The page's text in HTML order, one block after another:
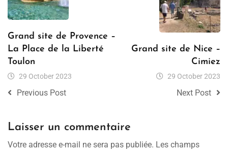
Grand site de Provence –
La Place de la Liberté
Toulon
29 October 2023
Previous Post
Grand site de Nice –
Cimiez
29 October 2023
Next Post
Laisser un commentaire
Votre adresse e-mail ne sera pas publiée. Les champs